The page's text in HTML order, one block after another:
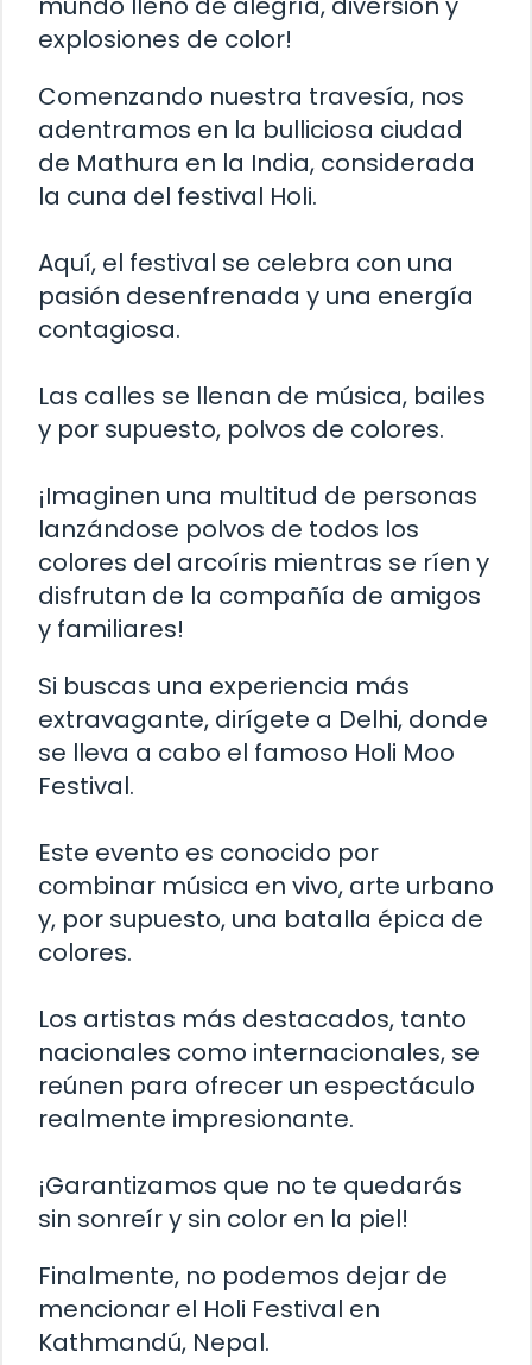
explosiones de color!
Comenzando nuestra travesía, nos
adentramos en la bulliciosa ciudad
de Mathura en la India, considerada
la cuna del festival Holi.
Aquí, el festival se celebra con una
pasión desenfrenada y una energía
contagiosa.
Las calles se llenan de música, bailes
y por supuesto, polvos de colores.
¡Imaginen una multitud de personas
lanzándose polvos de todos los
colores del arcoíris mientras se ríen y
disfrutan de la compañía de amigos
y familiares!
Si buscas una experiencia más
extravagante, dirígete a Delhi, donde
se lleva a cabo el famoso Holi Moo
Festival.
Este evento es conocido por
combinar música en vivo, arte urbano
y, por supuesto, una batalla épica de
colores.
Los artistas más destacados, tanto
nacionales como internacionales, se
reúnen para ofrecer un espectáculo
realmente impresionante.
¡Garantizamos que no te quedarás
sin sonreír y sin color en la piel!
Finalmente, no podemos dejar de
mencionar el Holi Festival en
Kathmandú, Nepal.